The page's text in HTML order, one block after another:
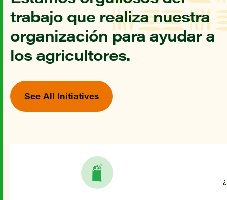
trabajo que realiza nuestra
organización para ayudar a
los agricultores.
See All Initiatives